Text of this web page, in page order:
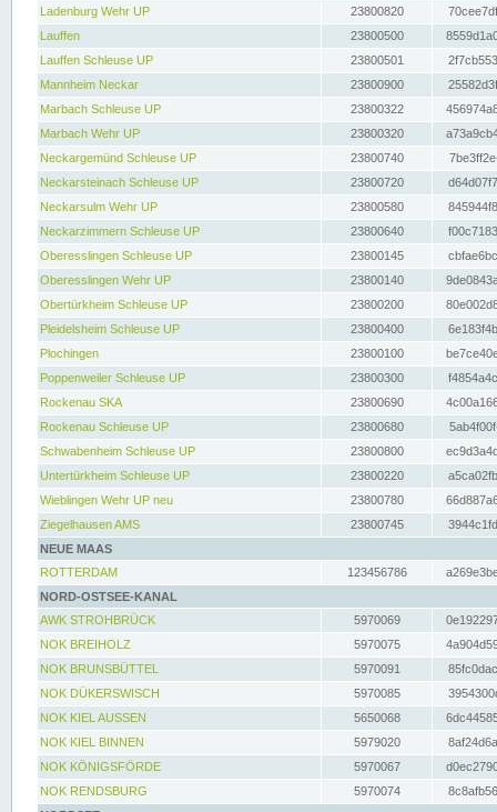
Ladenburg Wehr UP
23800820
Lauffen
23800500
Lauffen Schleuse UP
23800501
Mannheim Neckar
23800900
Marbach Schleuse UP
23800322
Marbach Wehr UP
23800320
Neckargemünd Schleuse UP
23800740
Neckarsteinach Schleuse UP
23800720
Neckarsulm Wehr UP
23800580
Neckarzimmern Schleuse UP
23800640
Oberesslingen Schleuse UP
23800145
Oberesslingen Wehr UP
23800140
Obertürkheim Schleuse UP
23800200
Pleidelsheim Schleuse UP
23800400
Plochingen
23800100
Poppenweiler Schleuse UP
23800300
Rockenau SKA
23800690
Rockenau Schleuse UP
23800680
Schwabenheim Schleuse UP
23800800
Untertürkheim Schleuse UP
23800220
Wieblingen Wehr UP neu
23800780
Ziegelhausen AMS
23800745
NEUE MAAS
ROTTERDAM
123456786
NORD-OSTSEE-KANAL
AWK STROHBRÜCK
5970069
NOK BREIHOLZ
5970075
NOK BRUNSBÜTTEL
5970091
NOK DÜKERSWISCH
5970085
NOK KIEL AUSSEN
5650068
NOK KIEL BINNEN
5979020
NOK KÖNIGSFÖRDE
5970067
NOK RENDSBURG
5970074